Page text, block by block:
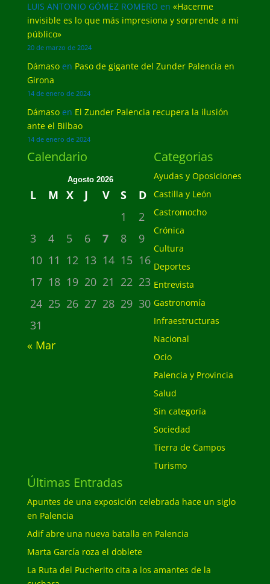
LUIS ANTONIO GÓMEZ ROMERO en «Hacerme
invisible es lo que más impresiona y sorprende a mi
público»
20 de marzo de 2024
Dámasoen Paso de gigante del Zunder Palencia en
Girona
14 de enero de 2024
Dámasoen El Zunder Palencia recupera la ilusión
ante el Bilbao
14 de enero de 2024
Calendario
Agosto 2026
L M X J V S
D
1
2
3
4 5 6 7 8
9
10 11 12 13 14 15 16
17 18 19 20 21 22 23
24 25 26 27 28 29 30
31
« Mar
Categorias
Ayudas y Oposiciones
Castilla y León
Castromocho
Crónica
Cultura
Deportes
Entrevista
Gastronomía
Infraestructuras
Nacional
Ocio
Palencia y Provincia
Salud
Sin categoría
Sociedad
Tierra de Campos
Turismo
Últimas Entradas
Apuntes de una exposición celebrada hace un siglo
en Palencia
Adif abre una nueva batalla en Palencia
Marta García roza el doblete
La Ruta del Pucherito cita a los amantes de la